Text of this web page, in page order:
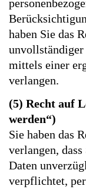
haben Sie das
unvollständiger
mittels einer
verlangen.
(5) Recht auf
werden“)
Sie haben das
verlangen,
Daten
verpflichtet,